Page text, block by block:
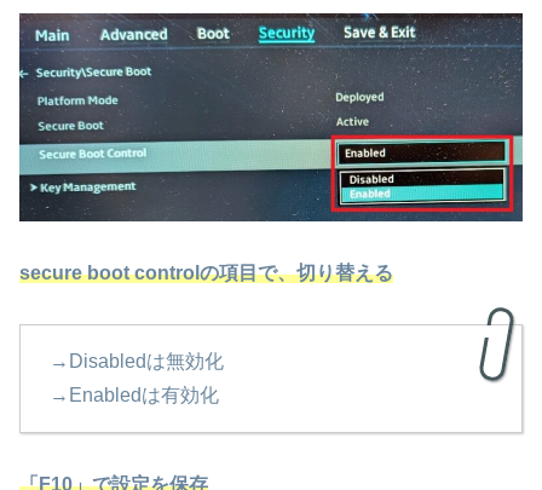
secure boot controlの項目で、切り替える
→Disabledは無効化
→Enabledは有効化
「F10」で設定を保存